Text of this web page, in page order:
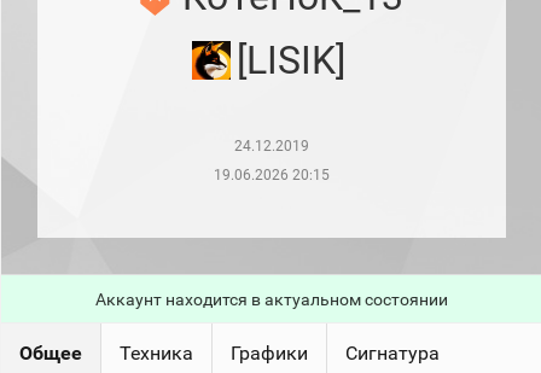
игроков
Статистика
стримеров
[LISIK]
24.12.2019
19.06.2026 20:15
Аккаунт находится в актуальном состоянии
Общее Техника Графики Сигнатура